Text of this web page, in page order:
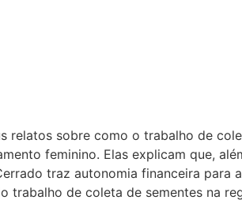
relatos sobre como o trabalho de
feminino. Elas explicam que,
traz autonomia financeira para
de coleta de sementes na